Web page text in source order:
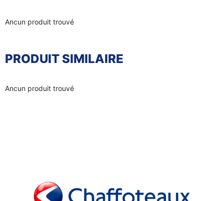
Ancun produit trouvé
PRODUIT SIMILAIRE
Ancun produit trouvé